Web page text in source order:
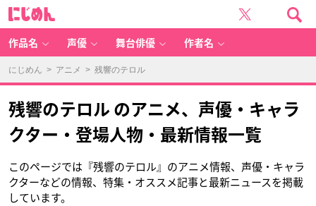
作品名 声優 舞台俳優 作者名
にじめん > アニメ > 残響のテロル
残響のテロル のアニメ、声優・キャラ
クター・登場人物・最新情報一覧
このページでは『残響のテロル』のアニメ情報、声優・キャラ
クターなどの情報、特集・オススメ記事と最新ニュースを掲載
しています。